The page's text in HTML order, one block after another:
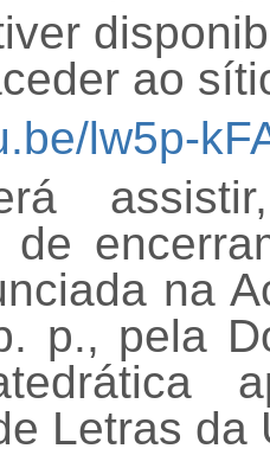
ao
lw5p-
de
na
p., pela
Letras da